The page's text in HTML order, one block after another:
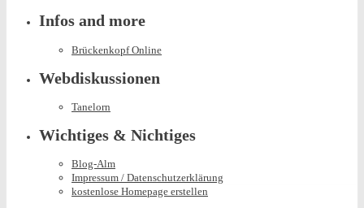
Infos and more
Brückenkopf Online
Webdiskussionen
Tanelorn
Wichtiges & Nichtiges
Blog-Alm
Impressum / Datenschutzerklärung
kostenlose Homepage erstellen